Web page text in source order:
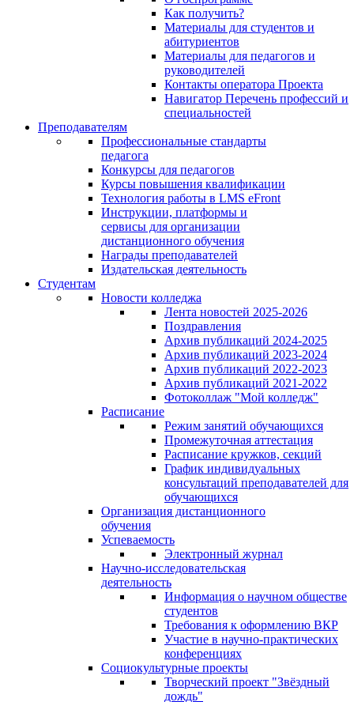
Как получить?
Материалы для студентов и
абитуриентов
Материалы для педагогов и
руководителей
Контакты оператора Проекта
Навигатор Перечень профессий и
специальностей
Преподавателям
Профессиональные стандарты
педагога
Конкурсы для педагогов
Курсы повышения квалификации
Технология работы в LMS eFront
Инструкции, платформы и
сервисы для организации
дистанционного обучения
Награды преподавателей
Издательская деятельность
Студентам
Новости колледжа
Лента новостей 2025-2026
Поздравления
Архив публикаций 2024-2025
Архив публикаций 2023-2024
Архив публикаций 2022-2023
Архив публикаций 2021-2022
Фотоколлаж "Мой колледж"
Расписание
Режим занятий обучающихся
Промежуточная аттестация
Расписание кружков, секций
График индивидуальных
консультаций преподавателей для
обучающихся
Организация дистанционного
обучения
Успеваемость
Электронный журнал
Научно-исследовательская
деятельность
Информация о научном обществе
студентов
Требования к оформлению ВКР
Участие в научно-практических
конференциях
Социокультурные проекты
Творческий проект "Звёздный
дождь"